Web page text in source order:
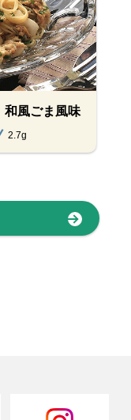
和風ごま風味
2.7g